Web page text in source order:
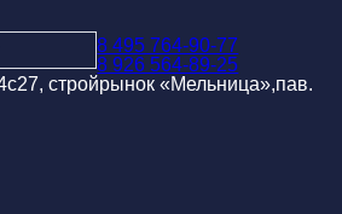
8 495 764-90-77
8 926 564-89-25
стройрынок «Мельница»,пав.